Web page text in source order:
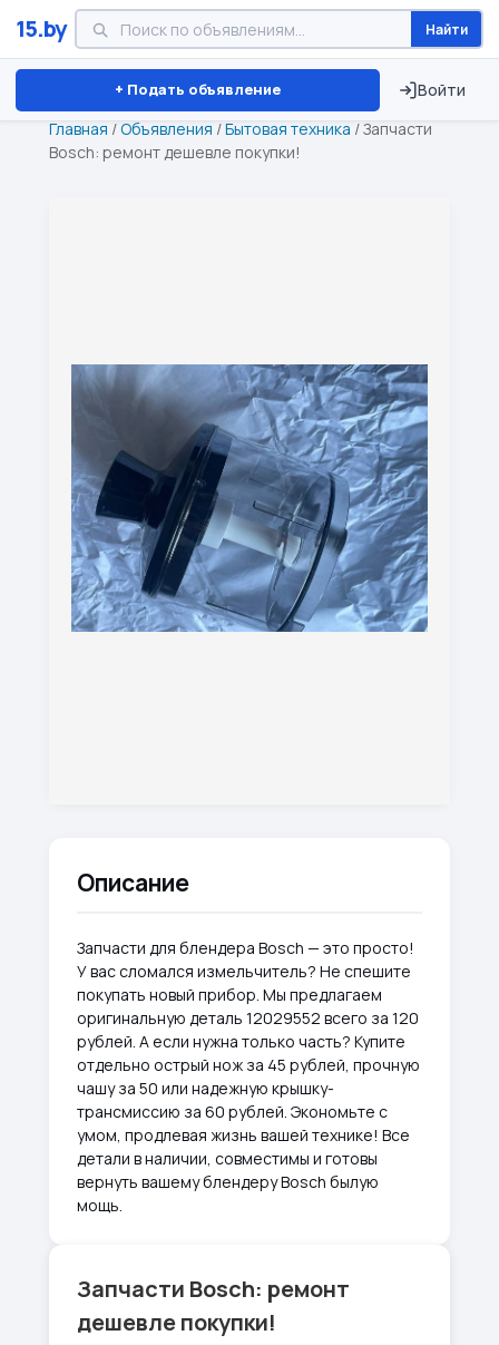
15.by Найти
+ Подать объявление Войти
Минск Витебск Брест ⏱ ТОЛЬКО 15 ДНЕЙ
Главная /Объявления /Бытовая техника /Запчасти
Bosch: ремонт дешевле покупки!
Описание
Запчасти для блендера Bosch — это просто!
У вас сломался измельчитель? Не спешите
покупать новый прибор. Мы предлагаем
оригинальную деталь 12029552 всего за 120
рублей. А если нужна только часть? Купите
отдельно острый нож за 45 рублей, прочную
чашу за 50 или надежную крышку-
трансмиссию за 60 рублей. Экономьте с
умом, продлевая жизнь вашей технике! Все
детали в наличии, совместимы и готовы
вернуть вашему блендеру Bosch былую
мощь.
Запчасти Bosch: ремонт
дешевле покупки!